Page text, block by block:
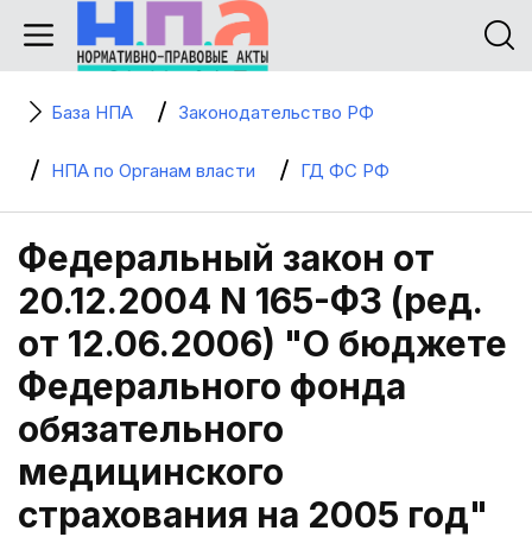
База НПА Законодательство РФ
НПА по Органам власти ГД ФС РФ
Федеральный закон от
20.12.2004 N 165-ФЗ (ред.
от 12.06.2006) "О бюджете
Федерального фонда
обязательного
медицинского
страхования на 2005 год"